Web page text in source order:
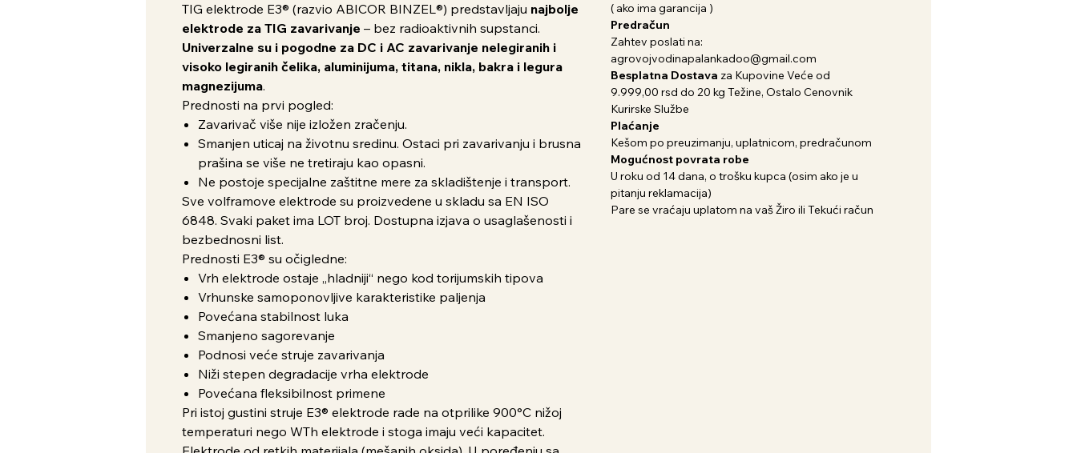
TIG elektrode E3® (razvio ABICOR BINZEL®) predstavljaju najbolje
elektrode za TIG zavarivanje – bez radioaktivnih supstanci.
Univerzalne su i pogodne za DC i AC zavarivanje nelegiranih i
visoko legiranih čelika, aluminijuma, titana, nikla, bakra i legura
magnezijuma.
Prednosti na prvi pogled:
Zavarivač više nije izložen zračenju.
Smanjen uticaj na životnu sredinu. Ostaci pri zavarivanju i brusna
prašina se više ne tretiraju kao opasni.
Ne postoje specijalne zaštitne mere za skladištenje i transport.
Sve volframove elektrode su proizvedene u skladu sa EN ISO
6848. Svaki paket ima LOT broj. Dostupna izjava o usaglašenosti i
bezbednosni list.
Prednosti E3® su očigledne:
Vrh elektrode ostaje „hladniji“ nego kod torijumskih tipova
Vrhunske samoponovljive karakteristike paljenja
Povećana stabilnost luka
Smanjeno sagorevanje
Podnosi veće struje zavarivanja
Niži stepen degradacije vrha elektrode
Povećana fleksibilnost primene
Pri istoj gustini struje E3® elektrode rade na otprilike 900°C nižoj
temperaturi nego WTh elektrode i stoga imaju veći kapacitet.
( ako ima garancija )
Predračun
Zahtev poslati na:
agrovojvodinapalankadoo@gmail.com
Besplatna Dostava za Kupovine Veće od
9.999,00 rsd do 20 kg Težine, Ostalo Cenovnik
Kurirske Službe
Plaćanje
Kešom po preuzimanju, uplatnicom, predračunom
Mogućnost povrata robe
U roku od 14 dana, o trošku kupca (osim ako je u
pitanju reklamacija)
Pare se vraćaju uplatom na vaš Žiro ili Tekući račun